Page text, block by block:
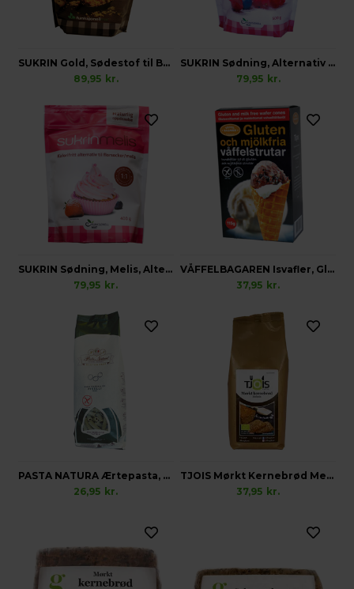
SUKRIN Gold, Sødestof til Bordbrug
89,95 kr.
SUKRIN Sødning, Alternativ til Sukker
79,95 kr.
SUKRIN Sødning, Melis, Alternativ til Flormelis
79,95 kr.
VÅFFELBAGAREN Isvafler, Glutenfri
37,95 kr.
PASTA NATURA Ærtepasta, Glutenfri
26,95 kr.
TJOIS Mørkt Kernebrød Melmix, Økologisk Vegansk Glutenfri
37,95 kr.